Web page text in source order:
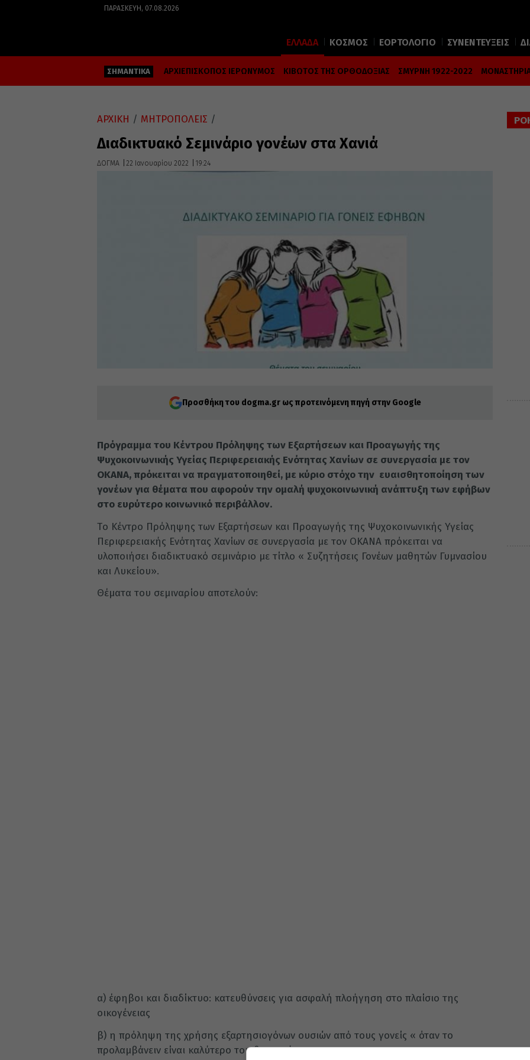
ΠΑΡΑΣΚΕΥΉ, 07.08.2026
ΕΛΛΑΔΑ ΚΟΣΜΟΣ ΕΟΡΤΟΛΟΓΙΟ ΣΥΝΕΝΤΕΥΞΕΙΣ
ΣΗΜΑΝΤΙΚΑ ΑΡΧΙΕΠΙΣΚΟΠΟΣ ΙΕΡΩΝΥΜΟΣ ΚΙΒΩΤΟΣ ΤΗΣ ΟΡΘΟΔΟΞΙΑΣ ΣΜΥΡΝΗ 1922-2022
ΑΡΧΙΚΗ / ΜΗΤΡΟΠΟΛΕΙΣ /
Διαδικτυακό Σεμινάριο γονέων στα Χανιά
ΔΟΓΜΑ 22 Ιανουαρίου 2022 19:24
Προσθήκη του dogma.gr ως προτεινόμενη πηγή στην Google
Πρόγραμμα του Κέντρου Πρόληψης των Εξαρτήσεων και Προαγωγής της
Ψυχοκοινωνικής Υγείας Περιφερειακής Ενότητας Χανίων σε συνεργασία με τον
ΟΚΑΝΑ, πρόκειται να πραγματοποιηθεί, με κύριο στόχο την ευαισθητοποίηση των
γονέων για θέματα που αφορούν την ομαλή ψυχοκοινωνική ανάπτυξη των εφήβων
στο ευρύτερο κοινωνικό περιβάλλον.
Tο Κέντρο Πρόληψης των Εξαρτήσεων και Προαγωγής της Ψυχοκοινωνικής Υγείας
Περιφερειακής Ενότητας Χανίων σε συνεργασία με τον ΟΚΑΝΑ πρόκειται να
υλοποιήσει διαδικτυακό σεμινάριο με τίτλο « Συζητήσεις Γονέων μαθητών Γυμνασίου
και Λυκείου».
Θέματα του σεμιναρίου αποτελούν:
α) έφηβοι και διαδίκτυο: κατευθύνσεις για ασφαλή πλοήγηση στο πλαίσιο της
οικογένειας
β) η πρόληψη της χρήσης εξαρτησιογόνων ουσιών από τους γονείς « όταν το
προλαμβάνειν είναι καλύτερο του θεραπεύειν»